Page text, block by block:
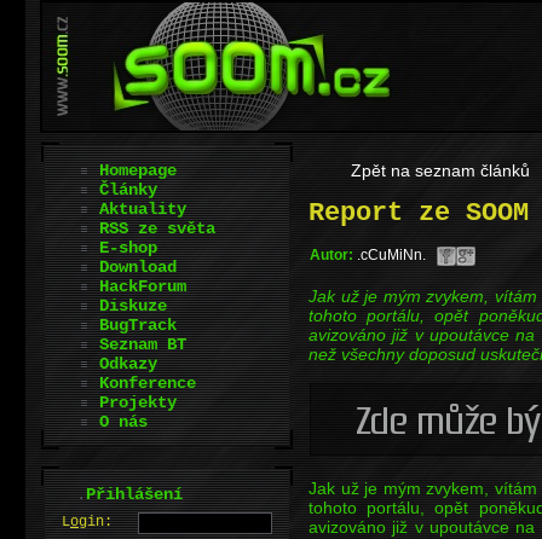
Zpět na seznam článků
Report ze
Autor: .cCuMiNn.
Jak už je mým zvykem,
tohoto portálu, opět
avizováno již v upoutávce
než všechny doposud
Jak už je mým zvykem,
tohoto portálu, opět
avizováno již v upoutávce
Homepage
Články
Aktuality
RSS ze světa
E-shop
Download
HackForum
Diskuze
BugTrack
Seznam BT
Odkazy
Konference
Projekty
O nás
.Přihlášení
Login: